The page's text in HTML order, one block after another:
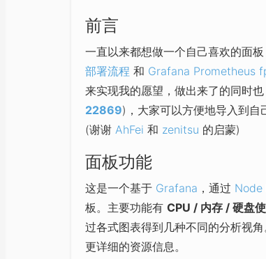
前言
一直以来都想做一个自己喜欢的面
部署流程 和 Grafana Prometheus
来实现我的愿望，做出来了的同时
22869)，大家可以方便地导入到
(谢谢 AhFei 和 zenitsu 的启蒙)
面板功能
这是一个基于 Grafana ，通过
板。主要功能有 CPU / 内存 / 硬盘
过各式图表得到几种不同的分析视
更详细的资源信息。